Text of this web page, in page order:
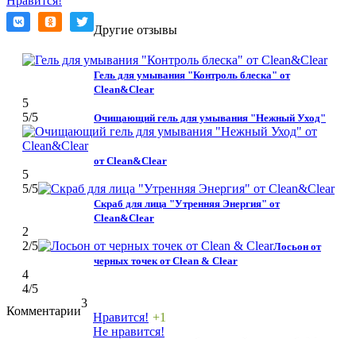
Другие отзывы
Гель для умывания "Контроль блеска" от
Clean&Clear
5
5/5 Очищающий гель для умывания "Нежный Уход"
от Clean&Clear
5
5/5
Скраб для лица "Утренняя Энергия" от
Clean&Clear
2
2/5
Лосьон от
черных точек от Clean & Clear
4
4/5
Комментарии
3
Нравится!
Не нравится!
+1